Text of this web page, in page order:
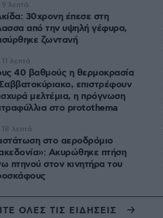
30χρονη έπεσε στη
από την υψηλή γέφυρα,
ζωντανή
9 λεπτά
40 βαθμούς η θερμοκρασία
επιστρέφουν
μελτέμια, η πρόγνωση
στο protothema
11 λεπτά
στο αεροδρόμιο
Ακυρώθηκε πτήση
πτηνού στον κινητήρα του
18 λεπτά
ΟΛΕΣ ΤΙΣ ΕΙΔΗΣΕΙΣ